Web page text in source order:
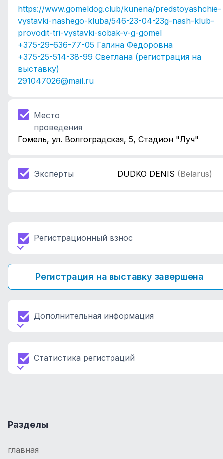
https://www.gomeldog.club/kunena/predstoyashchie-
vystavki-nashego-kluba/546-23-04-23g-nash-klub-
provodit-tri-vystavki-sobak-v-g-gomel
+375-29-636-77-05 Галина Федоровна
+375-25-514-38-99 Светлана (регистрация на
выставку)
291047026@mail.ru
Место
проведения
Гомель, ул. Волгоградская, 5, Стадион "Луч"
Эксперты DUDKO DENIS (Belarus)
Регистрационный взнос
Регистрация на выставку завершена
Дополнительная информация
Статистика регистраций
Разделы
главная